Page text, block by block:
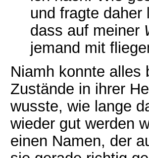
und fragte daher
dass auf meiner
jemand mit
Niamh konnte alles
Zustände in ihrer
wusste, wie lange
wieder gut werden
einen Namen, der